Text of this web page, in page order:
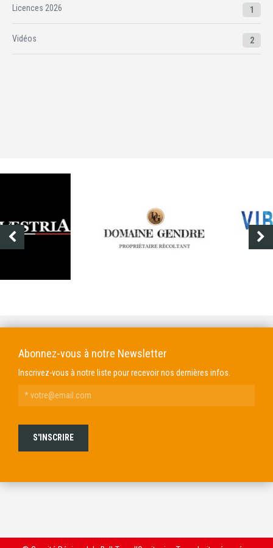
Licences 2026 1
Vidéos 2
Abonnez-vous à notre Newsletter
Inscrivez-vous à notre liste pour recevoir nos dernières infos.